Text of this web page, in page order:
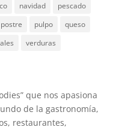
navidad
pescado
postre pulpo
queso
verduras
que nos apasiona
de la gastronomía,
restaurantes,